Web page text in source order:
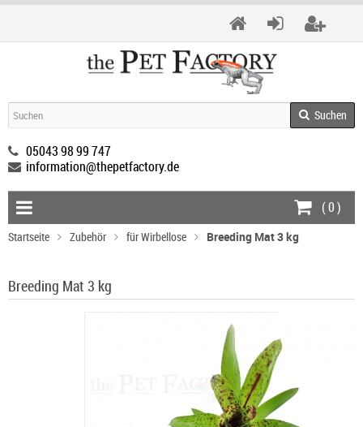
Suchen
05043 98 99 747
information@thepetfactory.de
(0)
Startseite Zubehör für Wirbellose Breeding Mat 3 kg
Breeding Mat 3 kg